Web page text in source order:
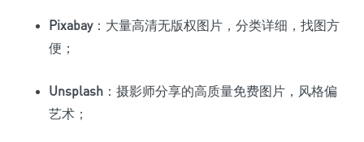
Pixabay：大量高清无版权图片，分类详细，找图方
便；
Unsplash ：摄影师分享的高质量免费图片，风格偏
艺术；